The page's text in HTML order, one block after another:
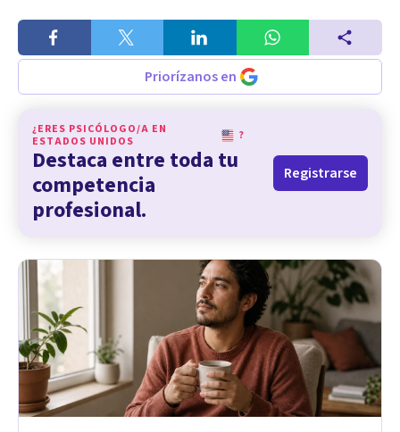
Priorízanos en
¿ERES PSICÓLOGO/A EN
ESTADOS UNIDOS
?
Destaca entre toda tu
competencia
profesional.
Registrarse